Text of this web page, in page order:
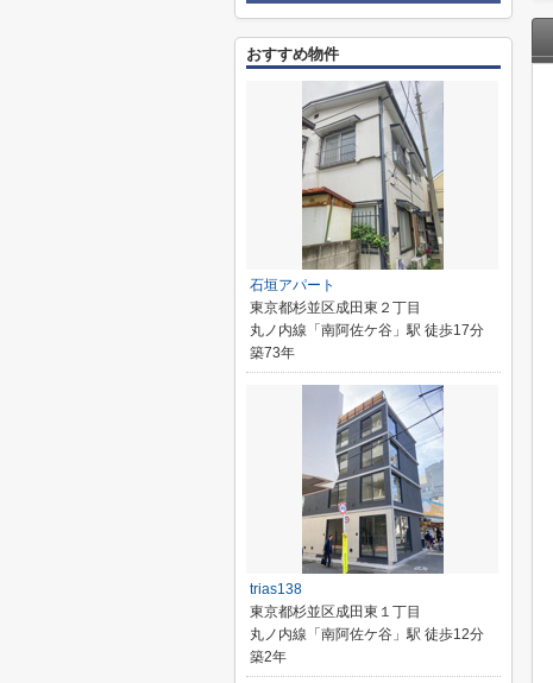
おすすめ物件
石垣アパート
東京都杉並区成田東２丁目
丸ノ内線「南阿佐ケ谷」駅 徒歩17分
築73年
trias138
東京都杉並区成田東１丁目
丸ノ内線「南阿佐ケ谷」駅 徒歩12分
築2年